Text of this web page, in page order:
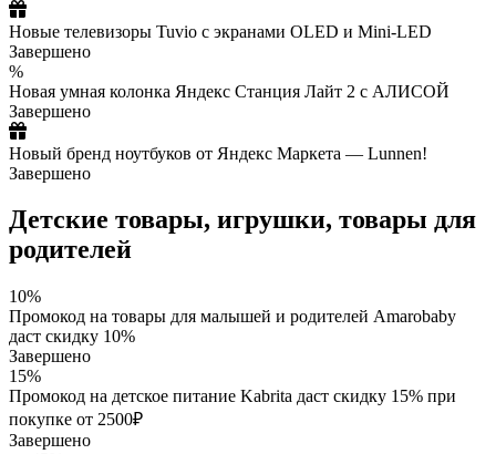
Новые телевизоры Tuvio с экранами OLED и Mini-LED
Завершено
%
Новая умная колонка Яндекс Станция Лайт 2 с АЛИСОЙ
Завершено
Новый бренд ноутбуков от Яндекс Маркета — Lunnen!
Завершено
Детские товары, игрушки, товары для
родителей
10%
Промокод на товары для малышей и родителей Amarobaby
даст скидку 10%
Завершено
15%
Промокод на детское питание Kabrita даст скидку 15% при
покупке от 2500₽
Завершено